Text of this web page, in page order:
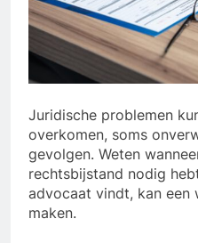
Juridische problemen
overkomen, soms
gevolgen. Weten
rechtsbijstand nodig
advocaat vindt, kan een
maken.